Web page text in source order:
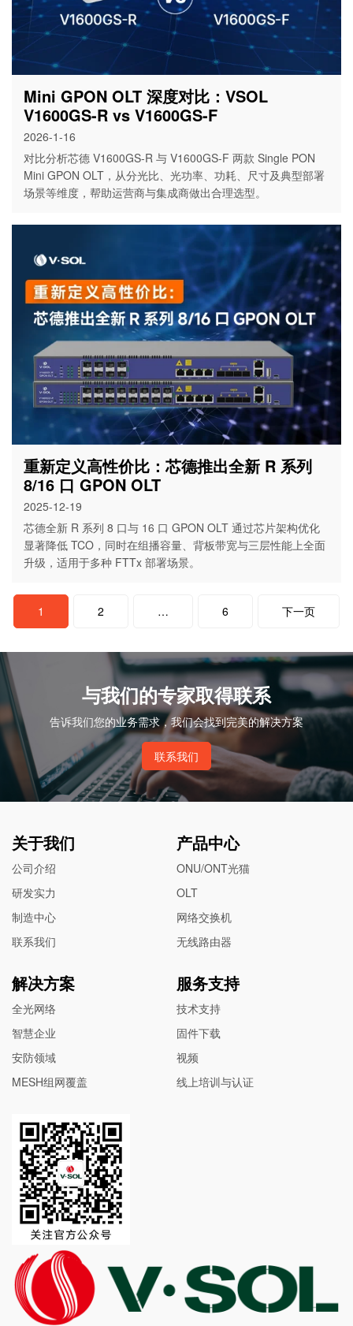
Mini GPON OLT 深度对比：VSOL
V1600GS-R vs V1600GS-F
2026-1-16
对比分析芯德 V1600GS-R 与 V1600GS-F 两款 Single PON
Mini GPON OLT，从分光比、光功率、功耗、尺寸及典型部署
场景等维度，帮助运营商与集成商做出合理选型。
重新定义高性价比：芯德推出全新 R 系列
8/16 口 GPON OLT
2025-12-19
芯德全新 R 系列 8 口与 16 口 GPON OLT 通过芯片架构优化
显著降低 TCO，同时在组播容量、背板带宽与三层性能上全面
升级，适用于多种 FTTx 部署场景。
文
分
1 2 … 6 下一页
与我们的专家取得联系
告诉我们您的业务需求，我们会找到完美的解决方案
联系我们
关于我们
公司介绍
研发实力
制造中心
联系我们
产品中心
ONU/ONT光猫
OLT
网络交换机
无线路由器
解决方案
全光网络
智慧企业
安防领域
MESH组网覆盖
服务支持
技术支持
固件下载
视频
线上培训与认证